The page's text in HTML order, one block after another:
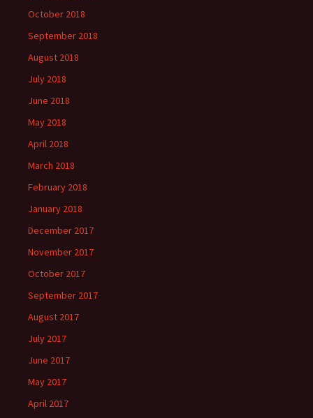
October 2018
September 2018
August 2018
July 2018
June 2018
May 2018
April 2018
March 2018
February 2018
January 2018
December 2017
November 2017
October 2017
September 2017
August 2017
July 2017
June 2017
May 2017
April 2017